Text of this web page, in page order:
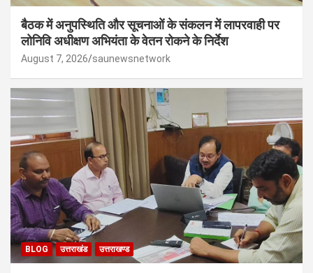
बैठक में अनुपस्थिति और सूचनाओं के संकलन में लापरवाही पर
लोनिवि अधीक्षण अभियंता के वेतन रोकने के निर्देश
August 7, 2026 saunewsnetwork
BLOG उत्तराखंड उत्तराखण्ड